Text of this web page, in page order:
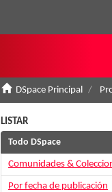
DSpace Principal
LISTAR
Todo DSpace
Comunidades &
Por fecha de publicación